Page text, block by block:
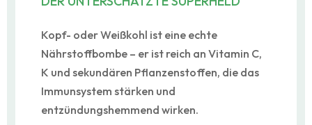
Kopf- oder Weißkohl ist eine echte
Nährstoffbombe – er ist reich an Vitamin C,
K und sekundären Pflanzenstoffen, die das
Immunsystem stärken und
entzündungshemmend wirken.